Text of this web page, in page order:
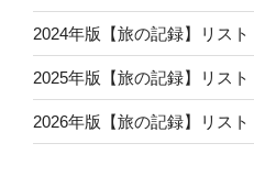
2024年版【旅の記録】リスト
2025年版【旅の記録】リスト
2026年版【旅の記録】リスト